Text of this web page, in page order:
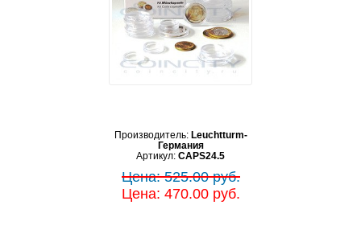
Производитель: Leuchtturm-
Германия
Артикул: CAPS24.5
Цена: 525.00 руб.
Цена: 470.00 руб.